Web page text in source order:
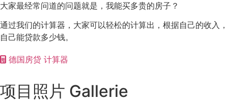
大家最经常问道的问题就是，我能买多贵的房子？
通过我们的计算器，大家可以轻松的计算出，根据自己的收入，
自己能贷款多少钱。
德国房贷 计算器
项目照片 Gallerie